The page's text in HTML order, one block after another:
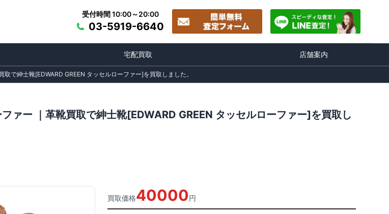
受付時間 10:00～20:00
03-5919-6640
宅配買取 店舗案内
で紳士靴[EDWARD GREEN タッセルローファー]を買取しました。
ァー ｜革靴買取で紳士靴[EDWARD GREEN タッセルローファー]を買取し
買取価格40000円